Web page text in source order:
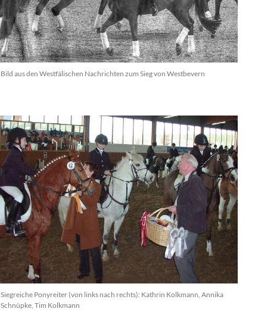
Bild aus den Westfälischen Nachrichten zum Sieg von Westbevern
Siegreiche Ponyreiter (von links nach rechts): Kathrin Kolkmann, Annika
Schnüpke, Tim Kolkmann